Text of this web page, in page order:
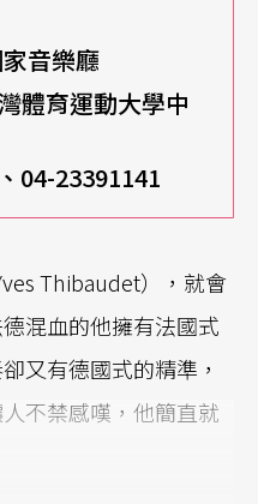
家音樂廳
體育運動大學中
04-23391141
Thibaudet），就會
混血的他擁有法國式
又有德國式的精準，
不禁感嘆，他簡直就